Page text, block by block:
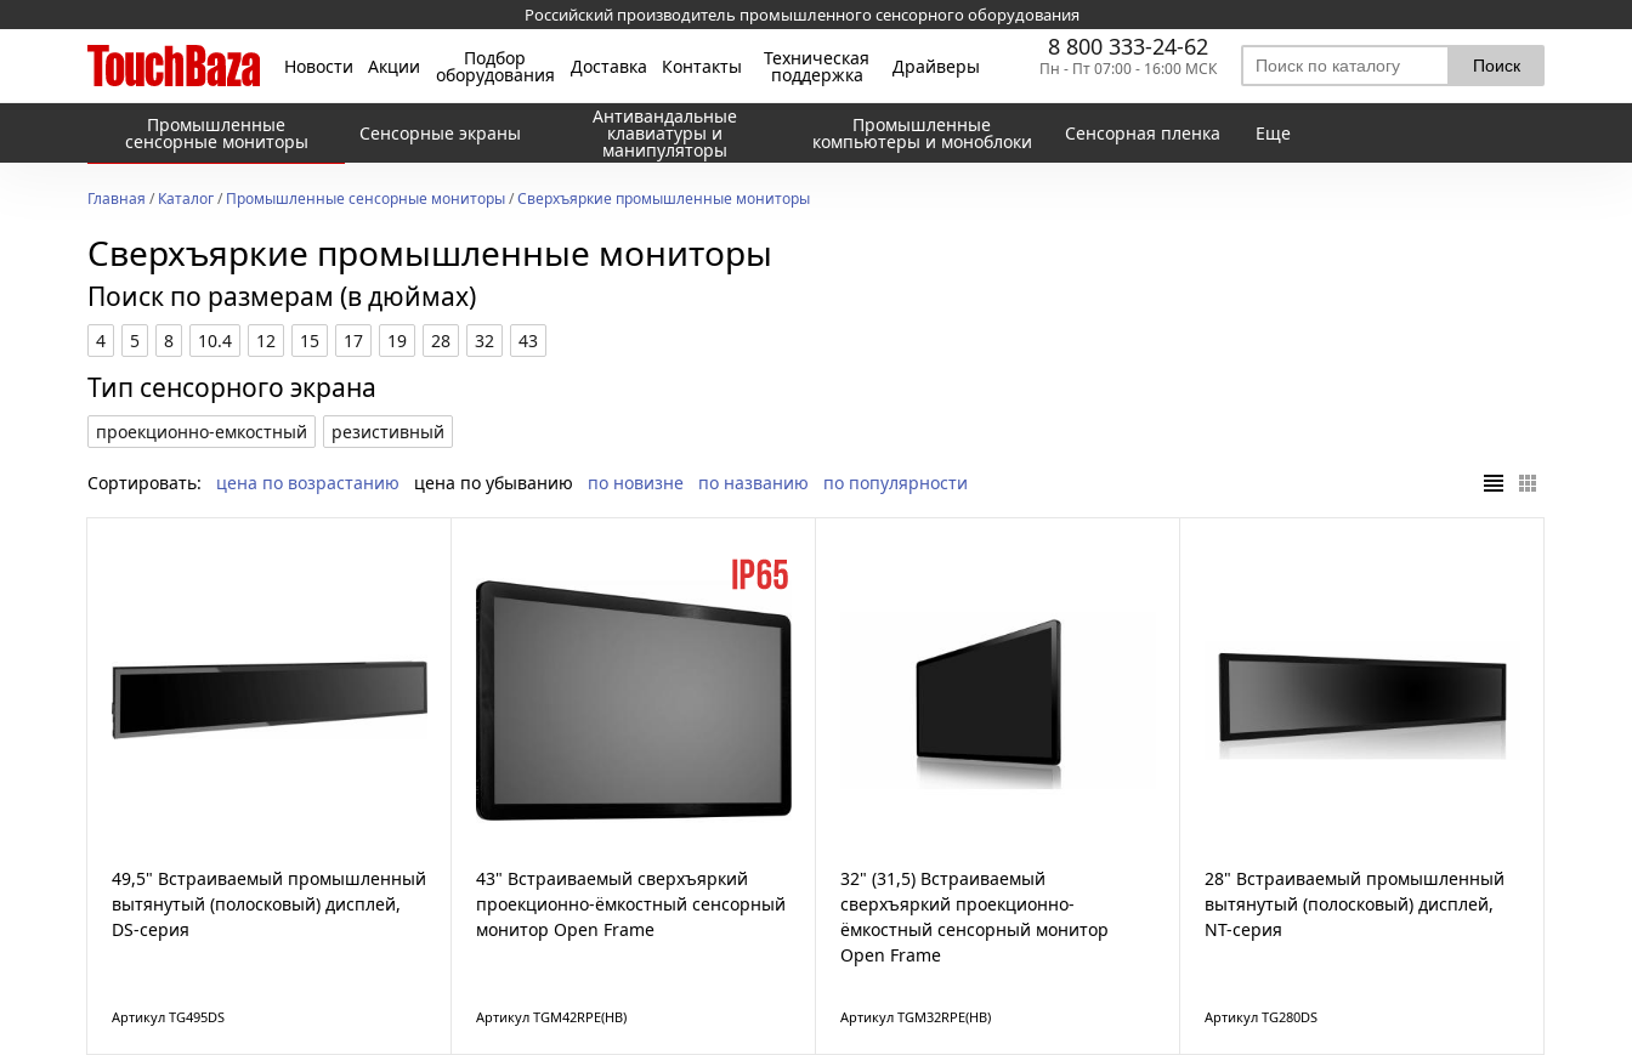
Российский производитель промышленного сенсорного оборудования
Новости Акции Подбор
оборудования Доставка Контакты Техническая
поддержка Драйверы
8 800 333-24-62
Пн - Пт 07:00 - 16:00 МСК
Промышленные
сенсорные мониторы Сенсорные экраны
Антивандальные
клавиатуры и
манипуляторы
Промышленные
компьютеры и моноблоки Сенсорная пленка Еще
Главная /Каталог/Промышленные сенсорные мониторы/Сверхъяркие промышленные мониторы
Сверхъяркие промышленные мониторы
Поиск по размерам (в дюймах)
4 5 8 10.4 12 15 17 19 28 32 43
Тип сенсорного экрана
проекционно-емкостный резистивный
Сортировать: цена по возрастанию цена по убыванию по новизне по названию по популярности
49,5" Встраиваемый промышленный
вытянутый (полосковый) дисплей,
DS-серия
Артикул TG495DS
43" Встраиваемый сверхъяркий
проекционно-ёмкостный сенсорный
монитор Open Frame
Артикул TGM42RPE(HB)
32" (31,5) Встраиваемый
сверхъяркий проекционно-
ёмкостный сенсорный монитор
Open Frame
Артикул TGM32RPE(HB)
28" Встраиваемый промышленный
вытянутый (полосковый) дисплей,
NT-серия
Артикул TG280DS